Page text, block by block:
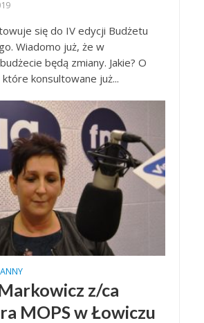
się do IV edycji Budżetu
Wiadomo już, że w
będą zmiany. Jakie? O
konsultowane już...
z/ca
MOPS w Łowiczu